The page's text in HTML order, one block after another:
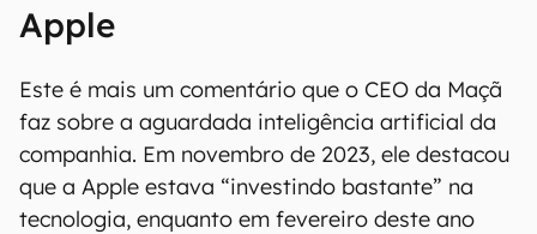
Apple
Este é mais um comentário que o CEO da Maçã
faz sobre a aguardada inteligência artificial da
companhia. Em novembro de 2023, ele destacou
que a Apple estava “investindo bastante” na
tecnologia, enquanto em fevereiro deste ano